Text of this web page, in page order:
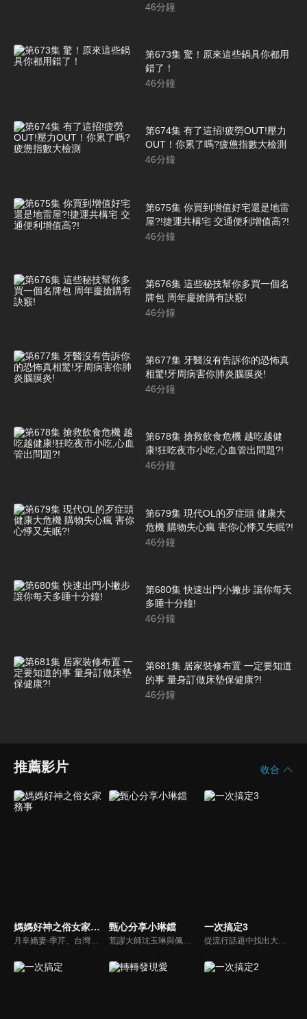
46分鐘
第673集 驚！原來這些鍋具你都用
錯了！
46分鐘
第674集 有了這招!疲勞OUT!壓力
OUT！你累了嗎?疲憊指數大檢測
46分鐘
第675集 你買到增值好宅還是地雷
屋?!捷運共構宅 交通便利增值高?!
46分鐘
第676集 這些秘技幫你多買一個名
牌包 周年慶搶購有訣竅!
46分鐘
第677集 牙醫沒有告訴你的恐怖真
相驚!牙周病害你肺炎腦膜炎!
46分鐘
第678集 搶救飲食危機 越吃越健
康!狂吃夜市小吃,心血管出問題?!
46分鐘
第679集 現代OL的歹症頭 健康大
危機 購物失心瘋 害你心悸又失眠?!
46分鐘
第680集 快速出門小撇步 讓你每天
多睡十分鐘!
46分鐘
第681集 居家裝修布置 一定要知道
的事 量身訂做床墊保健康?!
46分鐘
推薦影片 收合
媽媽好神之俗女家務事 甄心分享小琳鐺
荒謬大師沈玉琳與佩甄全新搭檔，兩人幽默十足、幽默風趣地為節目穿針引線，結合各領域的職場達人、專家、明星PK暢談最IN話題，在快速變化的時代給您滿滿含金量的生活好智慧！
一次搞定3